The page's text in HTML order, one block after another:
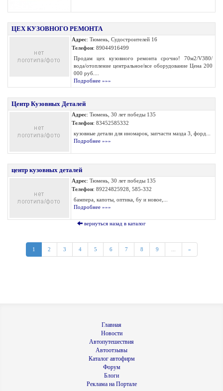
ЦЕХ КУЗОВНОГО РЕМОНТА
Адрес: Тюмень, Судостроителей 16
Телефон: 89044916499
Продам цех кузовного ремонта срочно! 70м2/V380/
вода/отопление центральное/все оборудование Цена 200
000 руб....
Подробнее »»»
Центр Кузовных Деталей
Адрес: Тюмень, 30 лет победы 135
Телефон: 83452585332
кузовные детали для иномарок, запчасти мазда 3, форд...
Подробнее »»»
центр кузовных деталей
Адрес: Тюмень, 30 лет победы 135
Телефон: 89224825928, 585-332
бампера, капоты, оптика, бу и новое,...
Подробнее »»»
вернуться назад в каталог
1 2 3 4 5 6 7 8 9 »
Главная
Новости
Автопутешествия
Автоотзывы
Каталог автофирм
Форум
Блоги
Реклама на Портале